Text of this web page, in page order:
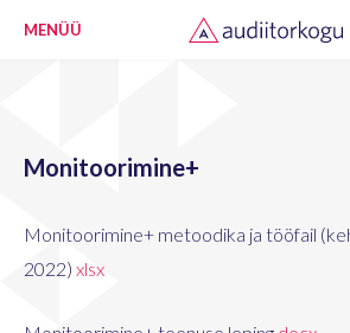
Monitoorimine+
Monitoorimine+ metoodika ja tööfail
2022) xlsx
MENÜÜ